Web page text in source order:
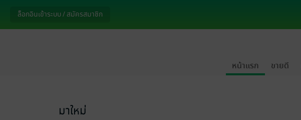
ล็อกอินเข้าระบบ / สมัครสมาชิก
หน้าแรก ขายดี
มาใหม่